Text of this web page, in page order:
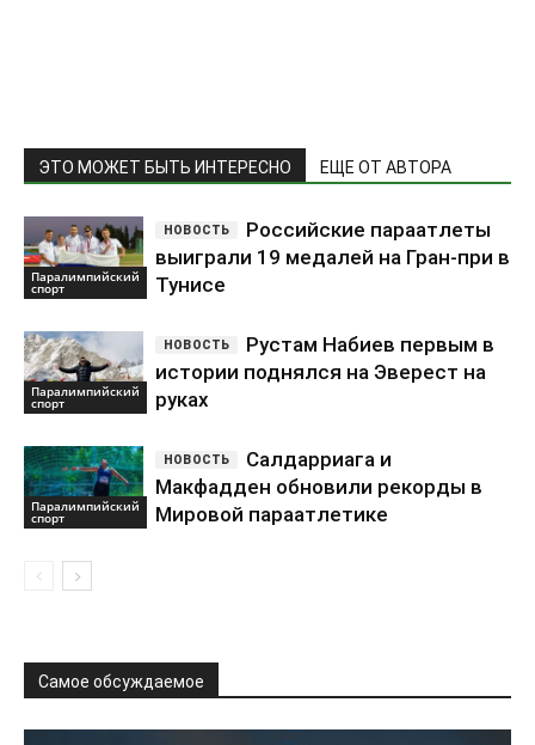
ЭТО МОЖЕТ БЫТЬ ИНТЕРЕСНО ЕЩЕ ОТ АВТОРА
Паралимпийский
спорт
Российские параатлеты
выиграли 19 медалей на Гран-при в
Тунисе
Паралимпийский
спорт
Рустам Набиев первым в
истории поднялся на Эверест на
руках
Паралимпийский
спорт
Салдарриага и
Макфадден обновили рекорды в
Мировой параатлетике
Самое обсуждаемое